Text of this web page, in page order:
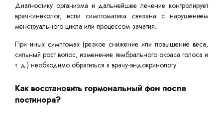
Диагностику организма и дальнейшее лечение контролирует
врач-гинеколог, если симптоматика связана с нарушением
менструального цикла или процессом зачатия.
При иных симптомах (резкое снижение или повышение веса,
сильный рост волос, изменение тембрального окраса голоса и
т. д.) необходимо обратиться к врачу-эндокринологу.
Как восстановить гормональный фон после
постинора?